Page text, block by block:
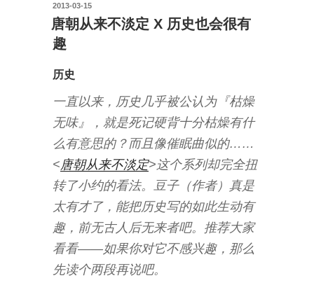
投
稿
日:
2013-03-15
唐朝从来不淡定 X 历史也会很有
趣
历史
一直以来，历史几乎被公认为『枯燥
无味』，就是死记硬背十分枯燥有什
么有意思的？而且像催眠曲似的……
<唐朝从来不淡定>这个系列却完全扭
转了小约的看法。豆子（作者）真是
太有才了，能把历史写的如此生动有
趣，前无古人后无来者吧。推荐大家
看看——如果你对它不感兴趣，那么
先读个两段再说吧。